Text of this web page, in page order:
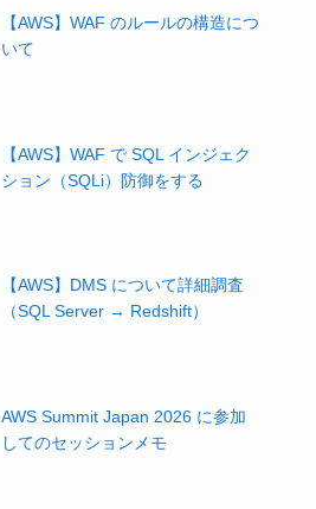
【AWS】WAF のルールの構造につ
いて
【AWS】WAF で SQL インジェク
ション（SQLi）防御をする
【AWS】DMS について詳細調査
（SQL Server → Redshift）
AWS Summit Japan 2026 に参加
してのセッションメモ